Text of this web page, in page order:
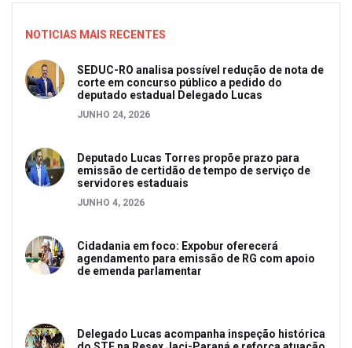
NOTICIAS MAIS RECENTES
SEDUC-RO analisa possível redução de nota de
corte em concurso público a pedido do
deputado estadual Delegado Lucas
JUNHO 24, 2026
Deputado Lucas Torres propõe prazo para
emissão de certidão de tempo de serviço de
servidores estaduais
JUNHO 4, 2026
Cidadania em foco: Expobur oferecerá
agendamento para emissão de RG com apoio
de emenda parlamentar
Delegado Lucas acompanha inspeção histórica